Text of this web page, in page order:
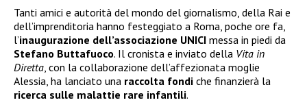
Tanti amici e autorità del mondo del giornalismo, della Rai e
dell’imprenditoria hanno festeggiato a Roma, poche ore fa,
l’inaugurazione dell’associazione UNICI messa in piedi da
Stefano Buttafuoco. Il cronista e inviato della Vita in
Diretta, con la collaborazione dell’affezionata moglie
Alessia, ha lanciato una raccolta fondi che finanzierà la
ricerca sulle malattie rare infantili.